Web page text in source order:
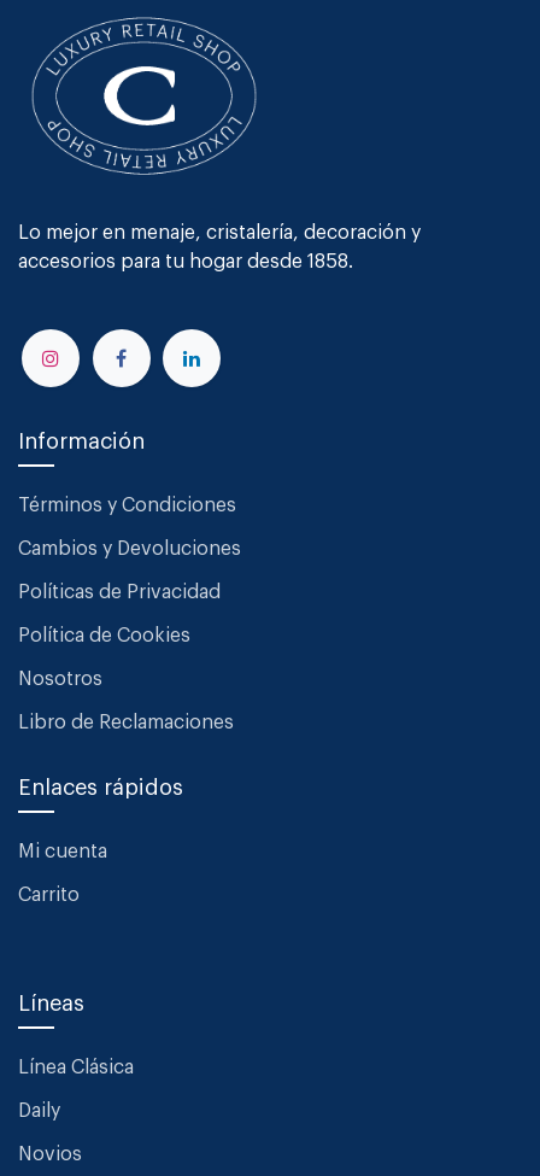
Lo mejor en menaje, cristalería, decoración y
accesorios para tu hogar desde 1858.
Información
Términos y Condiciones
Cambios y Devoluciones
Políticas de Privacidad
Política de Cookies
Nosotros
Libro de Reclamaciones
Enlaces rápidos
Mi cuenta
Carrito
Líneas
Línea Clásica
Daily
Novios